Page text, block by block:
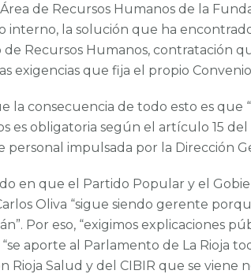
de Recursos Humanos de la
la solución que ha
Recursos Humanos, contratación
exigencias que fija el propio Convenio
la consecuencia de todo esto es que
es obligatoria según el artículo 15
impulsada por la Dirección
en que el Partido Popular y el
Oliva “sigue siendo gerente
Por eso, “exigimos explicaciones
aporte al Parlamento de La Rioja
Rioja Salud y del CIBIR que se